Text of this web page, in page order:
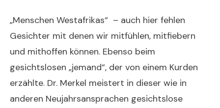
„Menschen Westafrikas“ – auch hier fehlen
Gesichter mit denen wir mitfühlen, mitfiebern
und mithoffen können. Ebenso beim
gesichtslosen „jemand“, der von einem Kurden
erzählte. Dr. Merkel meistert in dieser wie in
anderen Neujahrsansprachen gesichtslose